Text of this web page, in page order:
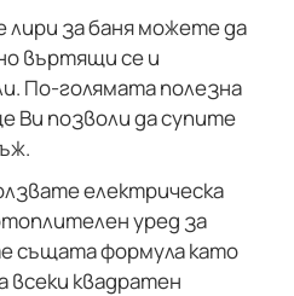
за баня можете да
въртящи се и
По-голямата полезна
Ви позволи да супите
електрическа
уред за
същата формула като
квадратен